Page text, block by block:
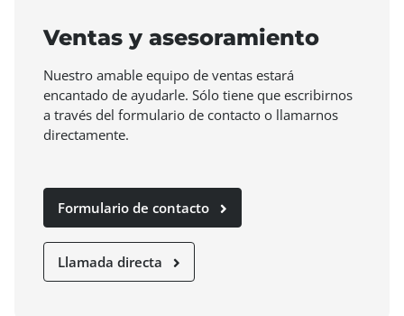
Ventas y asesoramiento
Nuestro amable equipo de ventas estará
encantado de ayudarle. Sólo tiene que escribirnos
a través del formulario de contacto o llamarnos
directamente.
Formulario de contacto
Llamada directa